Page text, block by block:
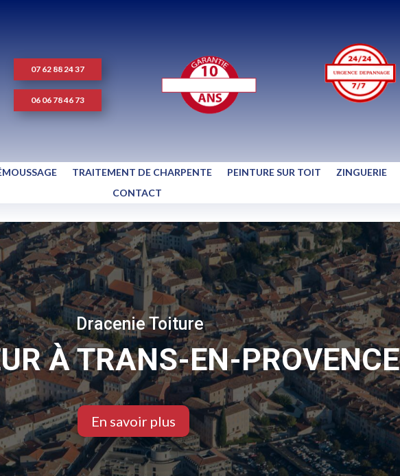
07 62 88 24 37
06 06 78 46 73
TRAITEMENT DE CHARPENTE PEINTURE SUR TOIT ZINGUERIE
CONTACT
Dracenie Toiture
À TRANS-EN-PROVENCE
En savoir plus